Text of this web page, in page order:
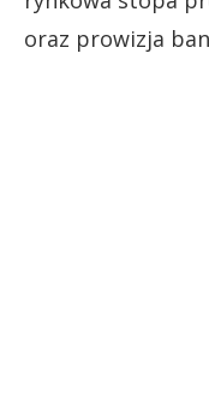
oraz prowizja